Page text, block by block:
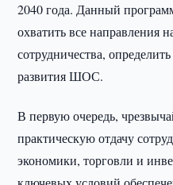
2040 года. Данный
охватить все направления
сотрудничества,
развития ШОС.
В первую очередь,
практическую отдачу
экономики, торговли и